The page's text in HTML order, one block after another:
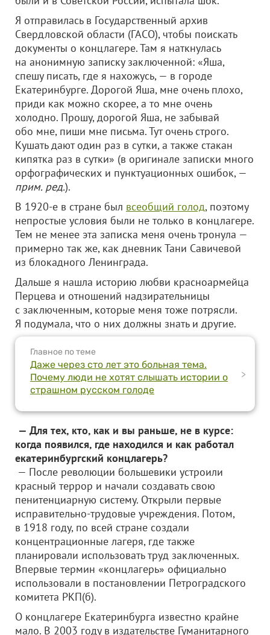
Я отправилась в Государственный архив
Свердловской области (ГАСО), чтобы поискать
документы о концлагере. Там я наткнулась
на анонимную записку заключенной: «Яша,
спешу писать, где я нахожусь, — в городе
Екатеринбурге. Дорогой Яша, мне очень плохо,
приди как можно скорее, а то мне очень
холодно. Прошу, дорогой Яша, не забывай
обо мне, пиши мне письма. Тут очень строго.
Кушать дают один раз в сутки, а также стакан
кипятка раз в сутки» (в оригинале записки много
орфографических и пунктуационных ошибок, —
прим. ред.).
В 1920-е в стране был всеобщий голод, поэтому
непростые условия были не только в концлагере.
Тем не менее эта записка меня очень тронула —
примерно так же, как дневник Тани Савичевой
из блокадного Ленинграда.
Дальше я нашла историю любви красноармейца
Перцева и отношений надзирательницы
с заключенным, которые меня тоже потрясли.
Я подумала, что о них должны знать и другие.
Главное по теме
Даже через сто лет это больная тема.
Почему люди не хотят слышать истории о
страшном русском голоде
>
— Для тех, кто, как и вы раньше, не в курсе:
когда появился, где находился и как работал
екатеринбургский концлагерь?
— После революции большевики устроили
красный террор и начали создавать свою
пенитенциарную систему. Открыли первые
исправительно-трудовые учреждения. Потом,
в 1918 году, по всей стране создали
концентрационные лагеря, где также
планировали использовать труд заключенных.
Впервые термин «концлагерь» официально
использовали в постановлении Петроградского
комитета РКП(б).
О концлагере Екатеринбурга известно крайне
мало. В 2003 году в издательстве Гуманитарного